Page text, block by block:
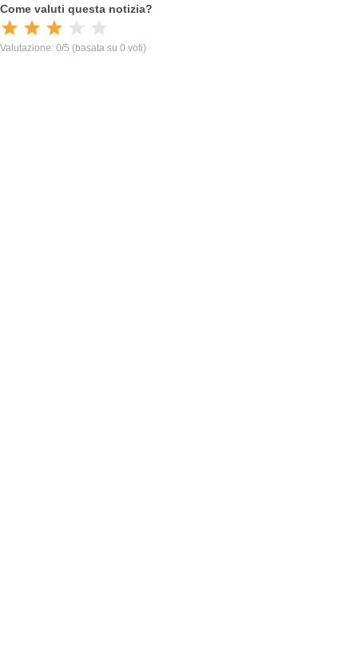
Come valuti questa notizia?
Valutazione: 0/5 (basata su 0 voti)